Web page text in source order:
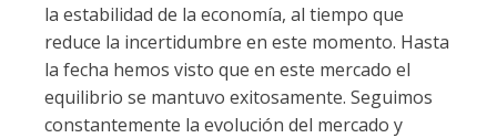
la estabilidad de la economía, al tiempo que
reduce la incertidumbre en este momento. Hasta
la fecha hemos visto que en este mercado el
equilibrio se mantuvo exitosamente. Seguimos
constantemente la evolución del mercado y